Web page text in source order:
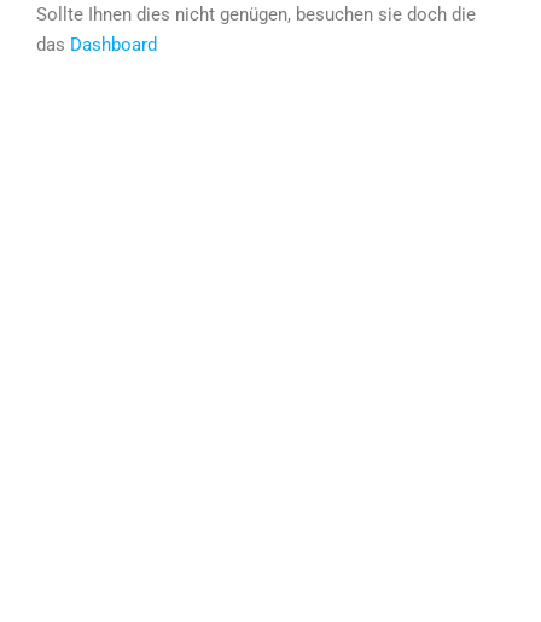
Sollte Ihnen dies nicht genügen, besuchen sie doch die
das Dashboard